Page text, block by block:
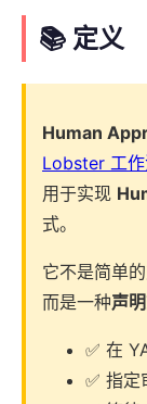
📚 定义
Human
Lobster 工
用于实现
式。
它不是简单
而是一种声
✅ 在
✅ 指定